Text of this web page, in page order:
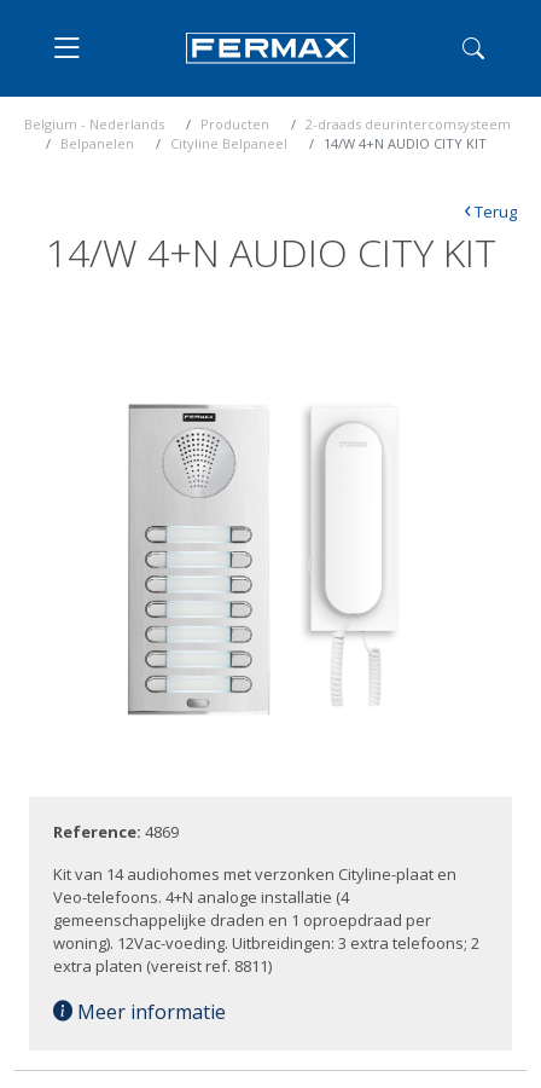
Belgium - Nederlands Producten
2-draads deurintercomsysteem
Belpanelen
Cityline Belpaneel 14/W 4+N AUDIO CITY KIT
14/W 4+N AUDIO CITY KIT
‹Terug
Reference: 4869
Kit van 14 audiohomes met verzonken Cityline-plaat en
Veo-telefoons. 4+N analoge installatie (4
gemeenschappelijke draden en 1 oproepdraad per
woning). 12Vac-voeding. Uitbreidingen: 3 extra telefoons; 2
extra platen (vereist ref. 8811)
Meer informatie